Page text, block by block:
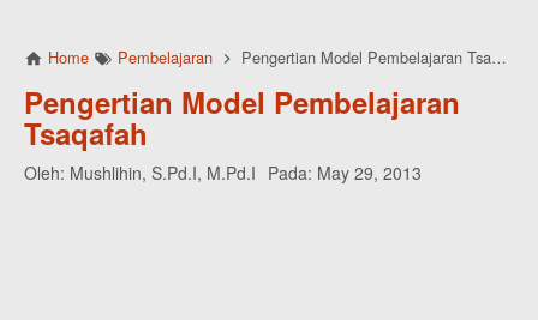
Home Pembelajaran Pengertian Model Pembelajaran Tsaqafah
Pengertian Model Pembelajaran
Tsaqafah
Oleh: Mushlihin, S.Pd.I, M.Pd.I Pada: May 29, 2013